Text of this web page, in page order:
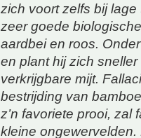
zich voort zelfs bij
zeer goede
aardbei en roos.
en plant hij zich
verkrijgbare mijt.
bestrijding van
z’n favoriete prooi,
kleine